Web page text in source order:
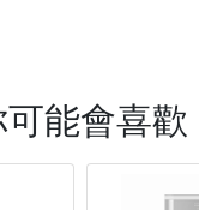
可能會喜歡